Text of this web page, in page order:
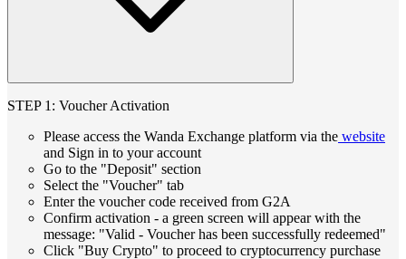
STEP 1: Voucher Activation
Please access the Wanda Exchange platform via the website
and Sign in to your account
Go to the "Deposit" section
Select the "Voucher" tab
Enter the voucher code received from G2A
Confirm activation - a green screen will appear with the
message: "Valid - Voucher has been successfully redeemed"
Click "Buy Crypto" to proceed to cryptocurrency purchase